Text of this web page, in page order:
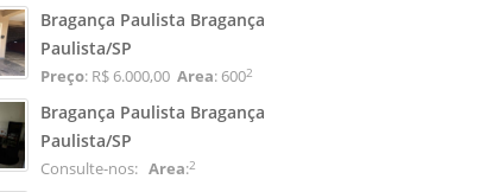
Bragança Paulista Bragança
Paulista/SP
Preço: R$ 6.000,00 Area: 6002
Bragança Paulista Bragança
Paulista/SP
Consulte-nos: Area:2